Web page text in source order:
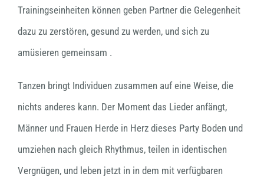
Trainingseinheiten können geben Partner die Gelegenheit
dazu zu zerstören, gesund zu werden, und sich zu
amüsieren gemeinsam .
Tanzen bringt Individuen zusammen auf eine Weise, die
nichts anderes kann. Der Moment das Lieder anfängt,
Männer und Frauen Herde in Herz dieses Party Boden und
umziehen nach gleich Rhythmus, teilen in identischen
Vergnügen, und leben jetzt in in dem mit verfügbaren